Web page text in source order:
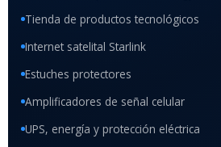
Tienda de productos tecnológicos
Internet satelital Starlink
Estuches protectores
Amplificadores de señal celular
UPS, energía y protección eléctrica